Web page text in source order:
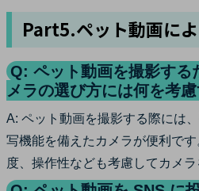
Part5.ペット動画に
Q: ペット動画を撮影する
メラの選び方には何を考
A: ペット動画を撮影する際には
写機能を備えたカメラが便利で
度、操作性なども考慮してカメラ